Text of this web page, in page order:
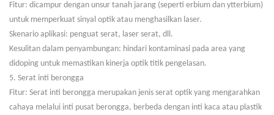
Fitur: dicampur dengan unsur tanah jarang (seperti erbium dan ytterbium)
untuk memperkuat sinyal optik atau menghasilkan laser.
Skenario aplikasi: penguat serat, laser serat, dll.
Kesulitan dalam penyambungan: hindari kontaminasi pada area yang
didoping untuk memastikan kinerja optik titik pengelasan.
5. Serat inti berongga
Fitur: Serat inti berongga merupakan jenis serat optik yang mengarahkan
cahaya melalui inti pusat berongga, berbeda dengan inti kaca atau plastik